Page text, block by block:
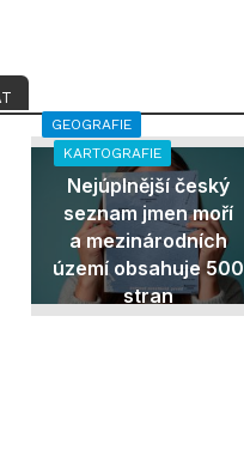
GEOGRAFIE
KARTOGRAFIE
Nejúplnější český
seznam jmen moří
a mezinárodních
území obsahuje 500
stran